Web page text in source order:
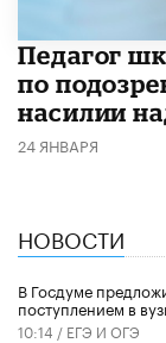
Педагог
по
насилии
24 ЯНВАРЯ
НОВОСТИ
В Госдуме
поступлением в
10:14 / ЕГЭ И ОГЭ